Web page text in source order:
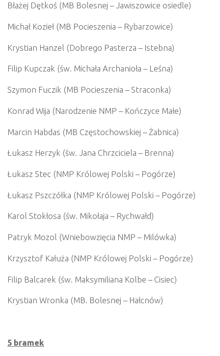
Błażej Dętkoś (MB Bolesnej – Jawiszowice osiedle)
Michał Kozieł (MB Pocieszenia – Rybarzowice)
Krystian Hanzel (Dobrego Pasterza – Istebna)
Filip Kupczak (św. Michała Archanioła – Leśna)
Szymon Fuczik (MB Pocieszenia – Straconka)
Konrad Wija (Narodzenie NMP – Kończyce Małe)
Marcin Habdas (MB Częstochowskiej – Żabnica)
Łukasz Herzyk (św. Jana Chrzciciela – Brenna)
Łukasz Stec (NMP Królowej Polski – Pogórze)
Łukasz Pszczółka (NMP Królowej Polski – Pogórze)
Karol Stokłosa (św. Mikołaja – Rychwałd)
Patryk Mozol (Wniebowzięcia NMP – Milówka)
Krzysztof Kałuża (NMP Królowej Polski – Pogórze)
Filip Balcarek (św. Maksymiliana Kolbe – Cisiec)
Krystian Wronka (MB. Bolesnej – Hałcnów)
5 bramek